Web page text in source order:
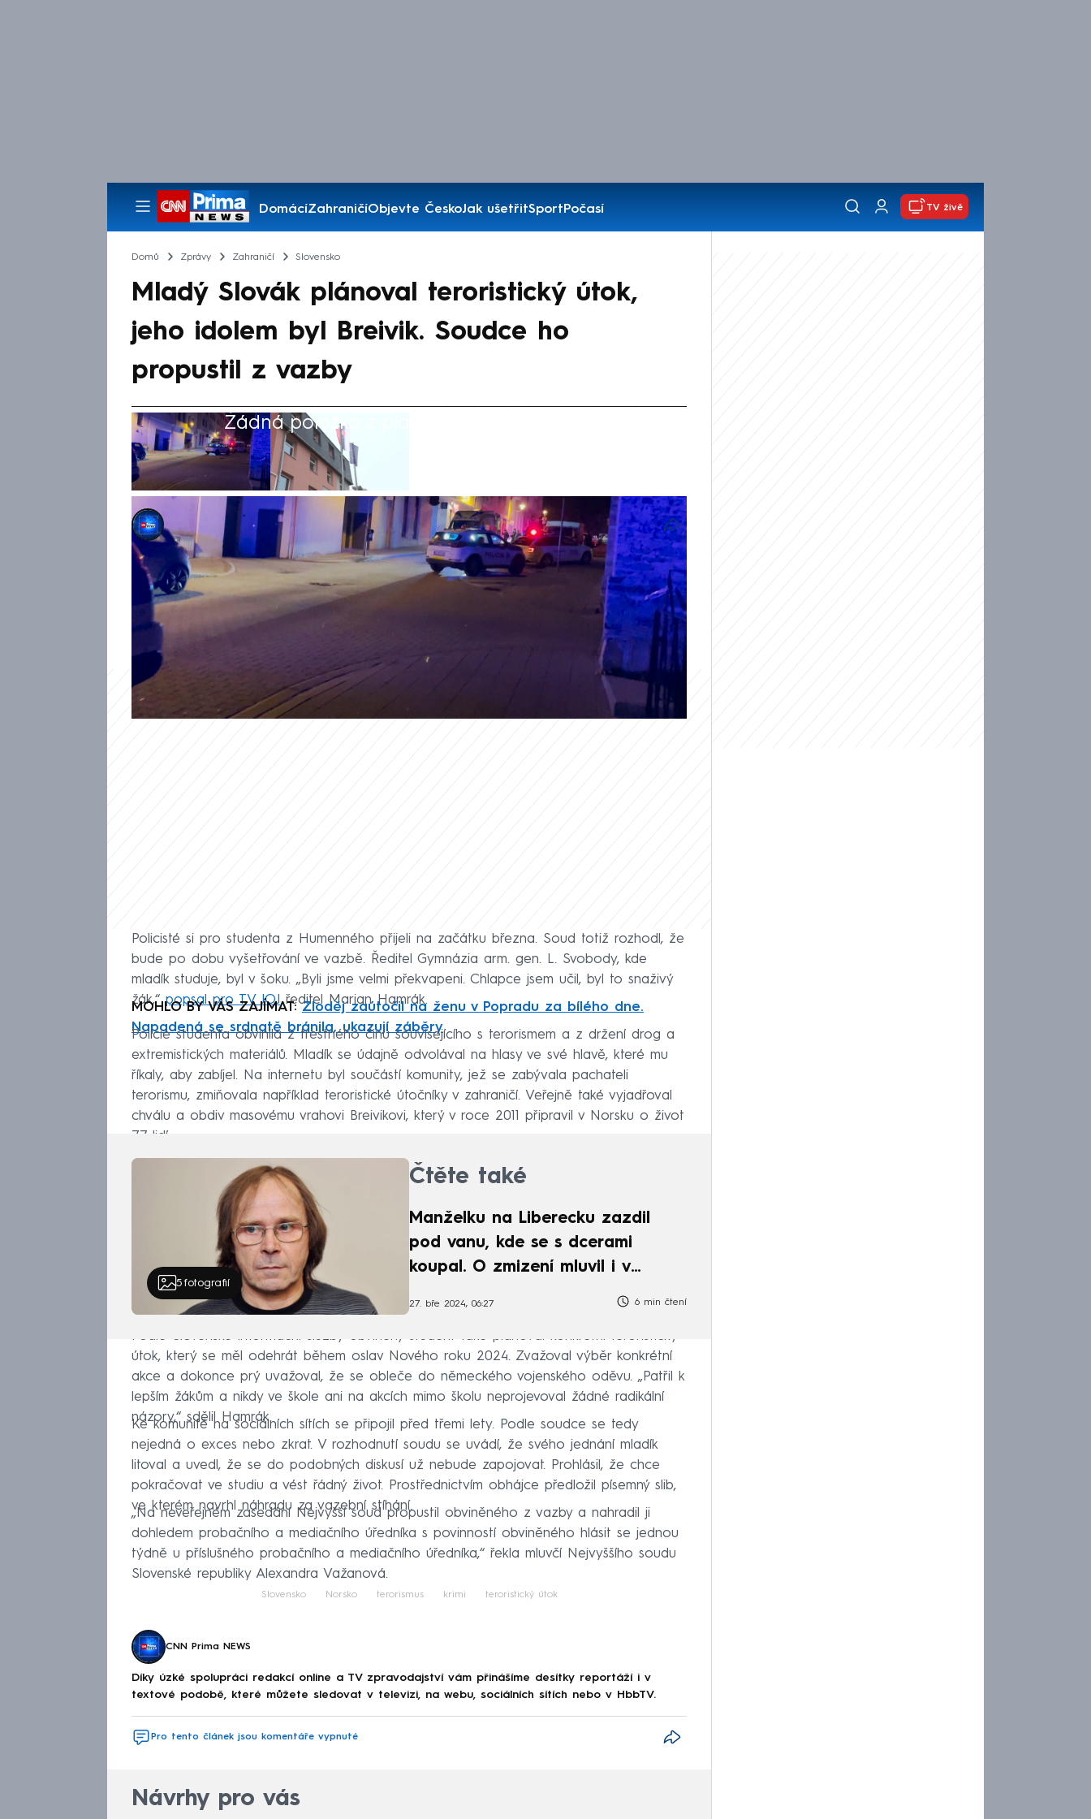
DomácíZahraničíObjevte ČeskoJak ušetřitSportPočasí
Pořady
TV živě
Domů Zprávy Zahraničí Slovensko
Mladý Slovák plánoval teroristický útok,
jeho idolem byl Breivik. Soudce ho
propustil z vazby
Žádná položka z playlistu není dostupná.
CNN Prima NEWS
28. bře 2024, 09:44
Slovensko šokoval případ studenta, který chtěl vraždit. Hlasy mu říkaly,
aby zabíjel a plánoval teroristický útok. Toužil se tak zařadit mezi
známé teroristy, jeho idolem byl norský masový vrah Anders Breivik.
Policisté si pro studenta z Humenného přijeli na začátku března. Soud totiž rozhodl, že
bude po dobu vyšetřování ve vazbě. Ředitel Gymnázia arm. gen. L. Svobody, kde
mladík studuje, byl v šoku. „Byli jsme velmi překvapeni. Chlapce jsem učil, byl to snaživý
žák,“popsal pro TV JOJředitel Marian Hamrák.
MOHLO BY VÁS ZAJÍMAT:Zloděj zaútočil na ženu v Popradu za bílého dne.
Napadená se srdnatě bránila, ukazují záběry
Policie studenta obvinila z trestného činu souvisejícího s terorismem a z držení drog a
extremistických materiálů. Mladík se údajně odvolával na hlasy ve své hlavě, které mu
říkaly, aby zabíjel. Na internetu byl součástí komunity, jež se zabývala pachateli
terorismu, zmiňovala například teroristické útočníky v zahraničí. Veřejně také vyjadřoval
chválu a obdiv masovému vrahovi Breivikovi, který v roce 2011 připravil v Norsku o život
77 lidí.
5fotografií
Čtěte také
Manželku na Liberecku zazdil
pod vanu, kde se s dcerami
koupal. O zmizení mluvil i v
27. bře 2024, 06:27 6 min čtení
Podle Slovenské informační služby obviněný student také plánoval konkrétní teroristický
útok, který se měl odehrát během oslav Nového roku 2024. Zvažoval výběr konkrétní
akce a dokonce prý uvažoval, že se obleče do německého vojenského oděvu. „Patřil k
lepším žákům a nikdy ve škole ani na akcích mimo školu neprojevoval žádné radikální
názory,“ sdělil Hamrák.
Ke komunitě na sociálních sítích se připojil před třemi lety. Podle soudce se tedy
nejedná o exces nebo zkrat. V rozhodnutí soudu se uvádí, že svého jednání mladík
litoval a uvedl, že se do podobných diskusí už nebude zapojovat. Prohlásil, že chce
pokračovat ve studiu a vést řádný život. Prostřednictvím obhájce předložil písemný slib,
ve kterém navrhl náhradu za vazební stíhání.
„Na neveřejném zasedání Nejvyšší soud propustil obviněného z vazby a nahradil ji
dohledem probačního a mediačního úředníka s povinností obviněného hlásit se jednou
týdně u příslušného probačního a mediačního úředníka,“ řekla mluvčí Nejvyššího soudu
Slovenské republiky Alexandra Važanová.
Slovensko Norsko terorismus krimi teroristický útok
CNN Prima NEWS
Díky úzké spolupráci redakcí online a TV zpravodajství vám přinášíme desítky reportáží i v
textové podobě, které můžete sledovat v televizi, na webu, sociálních sítích nebo v HbbTV.
Pro tento článek jsou komentáře vypnuté
Návrhy pro vás